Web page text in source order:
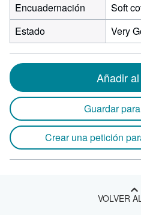
Encuadernación
Soft
Estado
Very
Añadir
Guardar
Crear una petición
VOLVER